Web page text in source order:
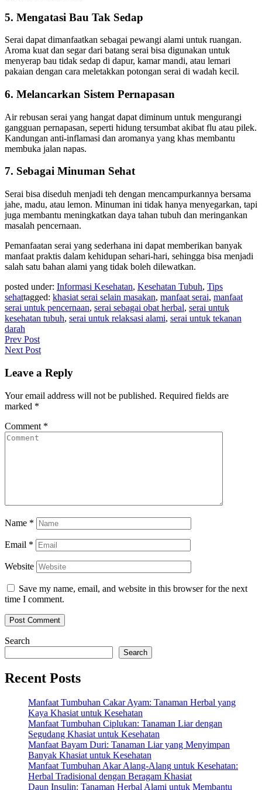
5. Mengatasi Bau Tak Sedap
Serai dapat dimanfaatkan sebagai pewangi alami untuk ruangan.
Aroma kuat dan segar dari batang serai bisa digunakan untuk
menyerap bau tidak sedap di dapur, kamar mandi, atau lemari
pakaian dengan cara meletakkan potongan serai di wadah kecil.
6. Melancarkan Sistem Pernapasan
Air rebusan serai yang hangat dapat diminum untuk mengurangi
gangguan pernapasan, seperti hidung tersumbat akibat flu atau pilek.
Kandungan anti-inflamasi dan aromanya yang khas membantu
membuka jalan napas.
7. Sebagai Minuman Sehat
Serai bisa diseduh menjadi teh dengan mencampurkannya bersama
jahe, madu, atau lemon. Minuman ini tidak hanya menyegarkan, tapi
juga membantu meningkatkan daya tahan tubuh dan meringankan
masalah pencernaan.
Pemanfaatan serai yang sederhana ini dapat memberikan banyak
manfaat praktis dalam kehidupan sehari-hari, sehingga bisa menjadi
salah satu bahan alami yang tidak boleh dilewatkan.
posted under: Informasi Kesehatan, Kesehatan Tubuh, Tips
sehattagged: khasiat serai selain masakan, manfaat serai, manfaat
serai untuk pencernaan, serai sebagai obat herbal, serai untuk
kesehatan tubuh, serai untuk relaksasi alami, serai untuk tekanan
darah
Post
navigation
Prev Post
Next Post
Leave a Reply
Your email address will not be published. Required fields are
marked *
Comment *
Name *
Email *
Website
Save my name, email, and website in this browser for the next
time I comment.
Search
Search
Recent Posts
Manfaat Tumbuhan Cakar Ayam: Tanaman Herbal yang
Kaya Khasiat untuk Kesehatan
Manfaat Tumbuhan Ciplukan: Tanaman Liar dengan
Segudang Khasiat untuk Kesehatan
Manfaat Bayam Duri: Tanaman Liar yang Menyimpan
Banyak Khasiat untuk Kesehatan
Manfaat Tumbuhan Akar Alang-Alang untuk Kesehatan:
Herbal Tradisional dengan Beragam Khasiat
Daun Insulin: Tanaman Herbal Alami untuk Membantu